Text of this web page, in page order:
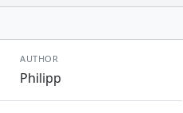
AUTHOR
Philipp